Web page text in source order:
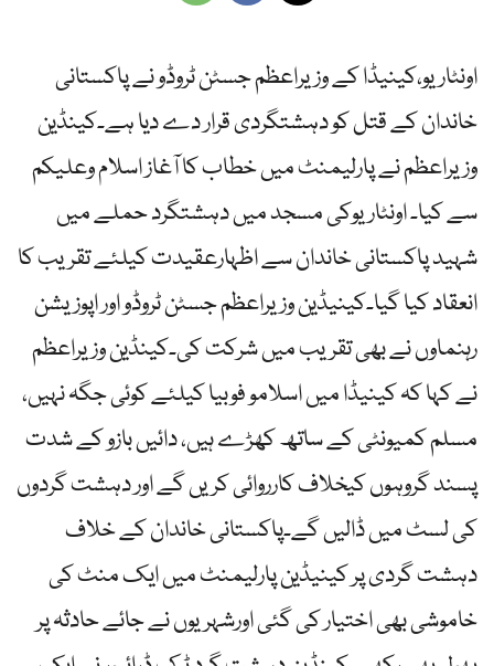
اونٹاریو،کینیڈا کے وزیراعظم جسٹن ٹروڈو نے پاکستانی
خاندان کے قتل کو دہشتگردی قرار دے دیا ہے۔کینڈین
وزیراعظم نے پارلیمنٹ میں خطاب کا آغاز اسلام وعلیکم
سے کیا۔ اونٹاریوکی مسجد میں دہشتگرد حملے میں
شہید پاکستانی خاندان سے اظہارعقیدت کیلئے تقریب کا
انعقاد کیا گیا۔کینیڈین وزیراعظم جسٹن ٹروڈو اور اپوزیشن
رہنماوں نے بھی تقریب میں شرکت کی۔کینڈین وزیراعظم
نے کہا کہ کینیڈا میں اسلامو فوبیا کیلئے کوئی جگہ نہیں،
مسلم کمیونٹی کے ساتھ کھڑے ہیں، دائیں بازو کے شدت
پسند گروہوں کیخلاف کارروائی کریں گے اور دہشت گردوں
کی لسٹ میں ڈالیں گے۔پاکستانی خاندان کے خلاف
دہشت گردی پر کینیڈین پارلیمنٹ میں ایک منٹ کی
خاموشی بھی اختیار کی گئی اورشہریوں نے جائے حادثہ پر